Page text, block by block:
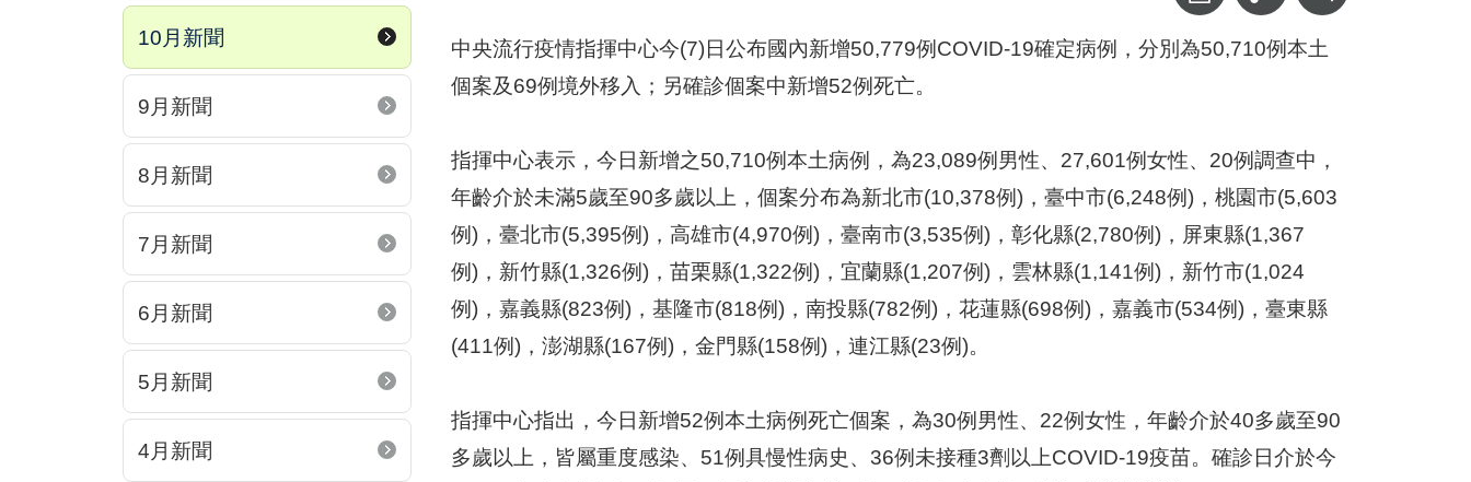
10月新聞
9月新聞
8月新聞
7月新聞
6月新聞
5月新聞
4月新聞
中央流行疫情指揮中心今(7)日公布國內新增50,779例COVID-19確定病例，分別為50,710例本土
個案及69例境外移入；另確診個案中新增52例死亡。
指揮中心表示，今日新增之50,710例本土病例，為23,089例男性、27,601例女性、20例調查中，
年齡介於未滿5歲至90多歲以上，個案分布為新北市(10,378例)，臺中市(6,248例)，桃園市(5,603
例)，臺北市(5,395例)，高雄市(4,970例)，臺南市(3,535例)，彰化縣(2,780例)，屏東縣(1,367
例)，新竹縣(1,326例)，苗栗縣(1,322例)，宜蘭縣(1,207例)，雲林縣(1,141例)，新竹市(1,024
例)，嘉義縣(823例)，基隆市(818例)，南投縣(782例)，花蓮縣(698例)，嘉義市(534例)，臺東縣
(411例)，澎湖縣(167例)，金門縣(158例)，連江縣(23例)。
指揮中心指出，今日新增52例本土病例死亡個案，為30例男性、22例女性，年齡介於40多歲至90
多歲以上，皆屬重度感染、51例具慢性病史、36例未接種3劑以上COVID-19疫苗。確診日介於今